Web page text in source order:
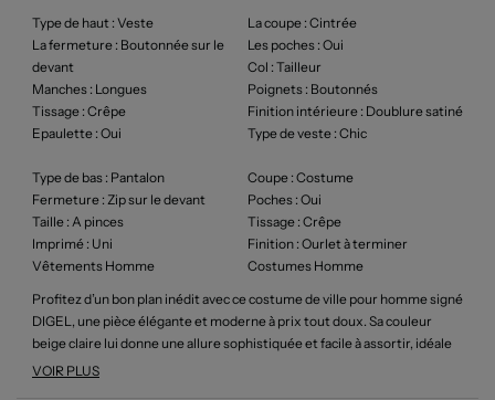
Type de haut : Veste La coupe : Cintrée
La fermeture : Boutonnée sur le
devant
Les poches : Oui
Col : Tailleur
Manches : Longues Poignets : Boutonnés
Tissage : Crêpe Finition intérieure : Doublure satiné
Epaulette : Oui Type de veste : Chic
Type de bas : Pantalon Coupe : Costume
Fermeture : Zip sur le devant Poches : Oui
Taille : A pinces Tissage : Crêpe
Imprimé : Uni Finition : Ourlet à terminer
Vêtements Homme
Costumes Homme
Profitez d’un bon plan inédit avec ce costume de ville pour homme signé
DIGEL, une pièce élégante et moderne à prix tout doux. Sa couleur
beige claire lui donne une allure sophistiquée et facile à assortir, idéale
aussi bien pour vos rendez-vous professionnels que pour les grandes
VOIR PLUS